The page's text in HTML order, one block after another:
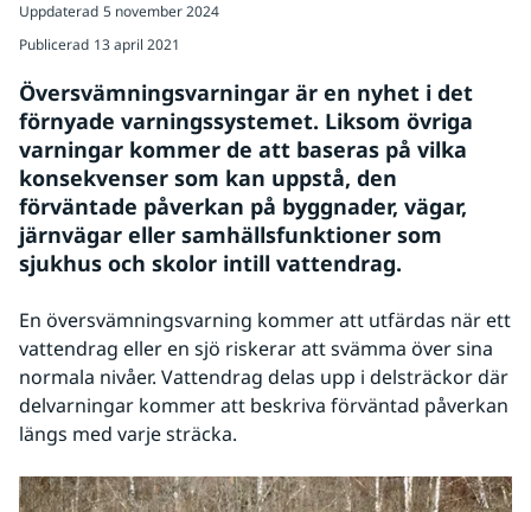
Uppdaterad 5 november 2024
Publicerad 13 april 2021
Översvämningsvarningar är en nyhet i det
förnyade varningssystemet. Liksom övriga
varningar kommer de att baseras på vilka
konsekvenser som kan uppstå, den
förväntade påverkan på byggnader, vägar,
järnvägar eller samhällsfunktioner som
sjukhus och skolor intill vattendrag.
En översvämningsvarning kommer att utfärdas när ett
vattendrag eller en sjö riskerar att svämma över sina
normala nivåer. Vattendrag delas upp i delsträckor där
delvarningar kommer att beskriva förväntad påverkan
längs med varje sträcka.